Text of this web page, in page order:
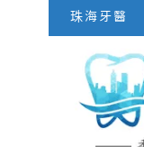
珠海牙醫